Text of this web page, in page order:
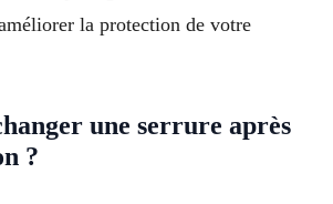
la protection de votre
une serrure après
?